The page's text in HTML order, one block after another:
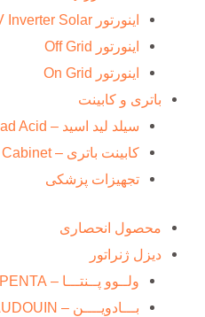
اینورتور PV Inverter Solar
اینورتور Off Grid
اینورتور On Grid
باتری و کابینت
سیلد لید اسید – Sealed Lead Acid
کابینت باتری – Cabinet
تجهیزات پزشکی
محصول انحصاری
دیزل ژنراتور
ولــوو پــنتـــا – VOLVO PENTA
بـــادویــــن – BAUDOUIN